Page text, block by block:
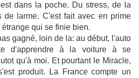
dans la poche. Du stress, de la
de larme. C'est fait avec en prime
qui se finie bien.
gagné, loin de la: au début, l'auto
d'apprendre à la voiture à se
qu'à moi. Et pourtant le Miracle,
produit. La France compte un